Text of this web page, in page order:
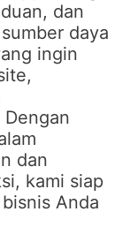
dan
daya
ingin
dan
kami siap
Anda